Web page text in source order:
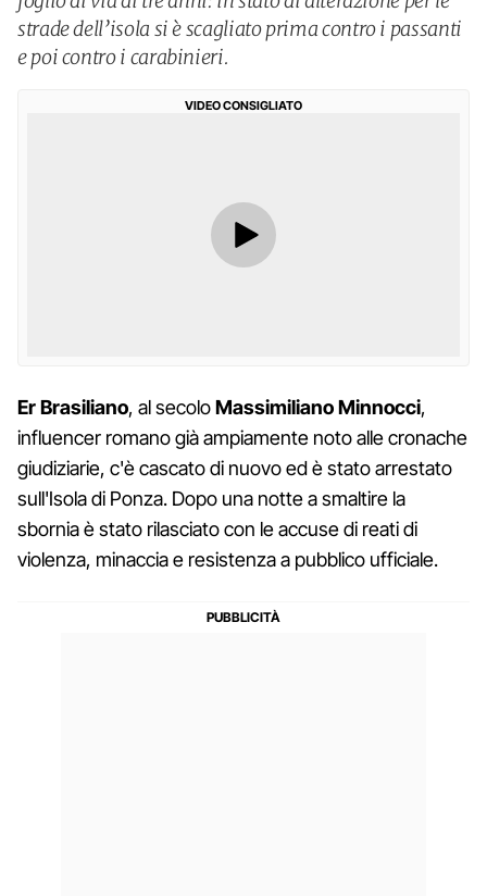
strade dell’isola si è scagliato prima contro i passanti
e poi contro i carabinieri.
VIDEO CONSIGLIATO
Er Brasiliano, al secoloMassimiliano Minnocci,
influencer romano già ampiamente noto alle cronache
giudiziarie, c'è cascato di nuovo ed è stato arrestato
sull'Isola di Ponza. Dopo una notte a smaltire la
sbornia è stato rilasciato con le accuse di reati di
violenza, minaccia e resistenza a pubblico ufficiale.